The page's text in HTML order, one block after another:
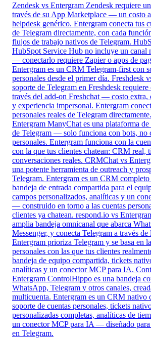
Zendesk vs Entergram Zendesk requiere
través de su App Marketplace — un costo
helpdesk genérico. Entergram conecta tus
de Telegram directamente, con cada
flujos de trabajo nativos de Telegram.
HubSpot Service Hub no incluye un canal
— conectarlo requiere Zapier o apps de
Entergram es un CRM Telegram-first con
personales desde el primer día. Freshdesk
soporte de Telegram en Freshdesk
través del add-on Freshchat — costo extra,
y experiencia impersonal. Entergram
personales reales de Telegram directamente.
Entergram ManyChat es una plataforma
de Telegram — solo funciona con bots, no
personales. Entergram funciona con la
con la que tus clientes chatean: CRM real,
conversaciones reales. CRMChat vs
una potente herramienta de outreach y
Telegram. Entergram es un CRM
bandeja de entrada compartida para el
campos personalizados, analíticas y un
— construido en torno a las cuentas
clientes ya chatean. respond.io vs
amplia bandeja omnicanal que abarca
Messenger, y conecta Telegram a través
Entergram prioriza Telegram y se basa en
personales con las que tus clientes
bandeja de equipo compartida, tickets
analíticas y un conector MCP para IA.
Entergram ControlHippo es una bandeja
WhatsApp, Telegram y otros canales,
multicuenta. Entergram es un CRM
soporte de cuentas personales, tickets
personalizadas completas, analíticas de
un conector MCP para IA — diseñado
en Telegram.